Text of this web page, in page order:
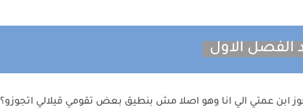
الفصل الاول
ابن عمتي الي انا وهو اصلا مش بنطيق بعض تقومي قيلالي اتجوزو؟